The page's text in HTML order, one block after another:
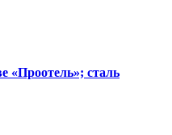
«Проотель»; сталь